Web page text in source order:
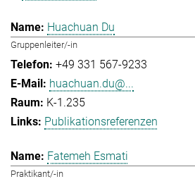
Huachuan Du
Gruppenleiter/-in
+49 331 567-9233
huachuan.du@...
K-1.235
Publikationsreferenzen
Fatemeh Esmati
Praktikant/-in